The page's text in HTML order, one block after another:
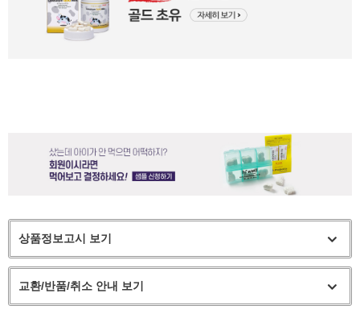
상품정보고시 보기
교환/반품/취소 안내 보기